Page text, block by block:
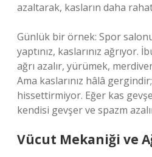
azaltarak, kasların daha
Günlük bir örnek: Spor
yaptınız, kaslarınız ağrıyor.
ağrı azalır, yürümek,
Ama kaslarınız hâlâ
hissettirmiyor. Eğer kas
kendisi gevşer ve spazm
Vücut Mekaniği ve